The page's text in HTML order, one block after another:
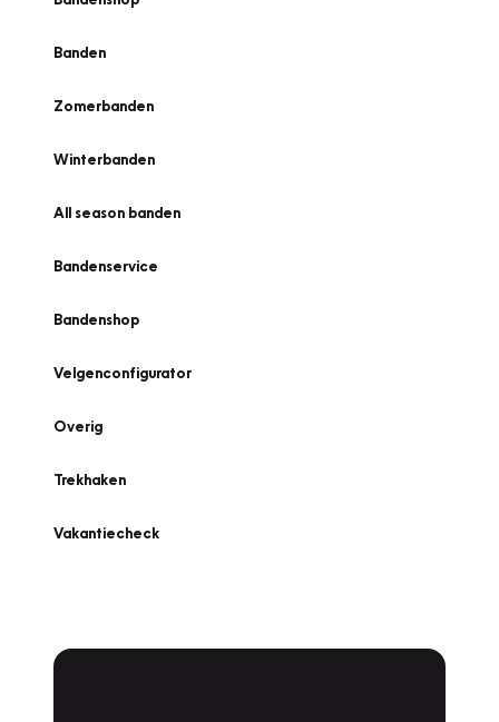
Banden
Zomerbanden
Winterbanden
All season banden
Bandenservice
Bandenshop
Velgenconfigurator
Overig
Trekhaken
Vakantiecheck